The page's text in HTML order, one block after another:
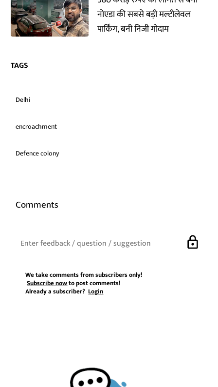
नोएडा की सबसे बड़ी मल्टीलेवल
पार्किंग, बनी निजी गोदाम
TAGS
Delhi
encroachment
Defence colony
Comments
lock
We take comments from subscribers only!
Subscribe nowto post comments!
Already a subscriber?Login